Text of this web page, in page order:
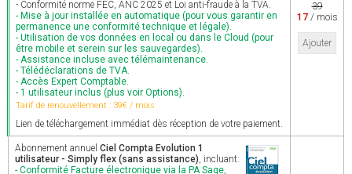
- Conformité norme FEC, ANC 2025 et Loi anti-fraude à la TVA.
- Mise à jour installée en automatique (pour vous garantir en
permanence une conformité technique et légale).
- Utilisation de vos données en local ou dans le Cloud (pour
être mobile et serein sur les sauvegardes).
- Assistance incluse avec télémaintenance.
- Télédéclarations de TVA.
- Accès Expert Comptable.
- 1 utilisateur inclus (plus voir Options).
Tarif de renouvellement : 39€ / mois
Lien de téléchargement immédiat dès réception de votre paiement.
39
17/ mois
Ajouter
Abonnement annuel Ciel Compta Evolution 1
utilisateur - Simply flex (sans assistance), incluant:
- Conformité Facture électronique via la PA Sage,